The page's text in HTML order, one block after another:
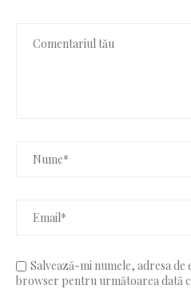
Salvează-mi numele, adresa
browser pentru următoarea dată